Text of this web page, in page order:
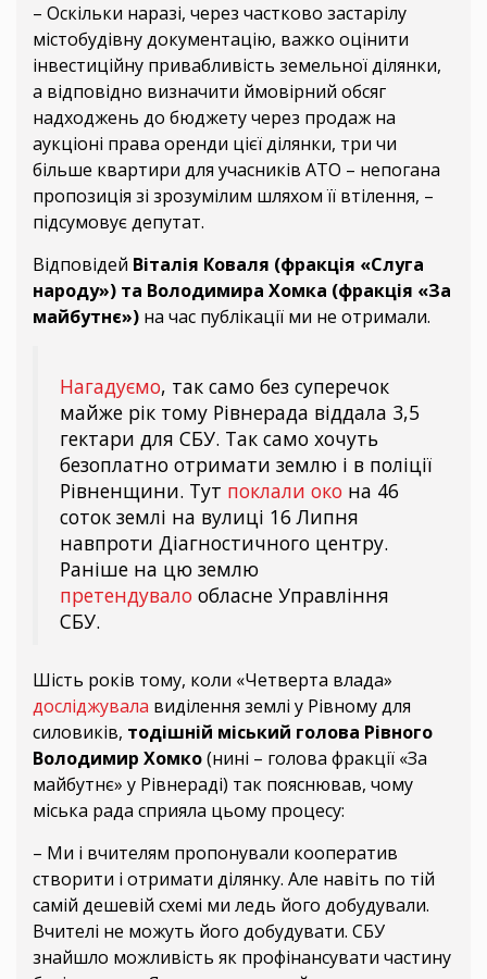
– Оскільки наразі, через частково застарілу
містобудівну документацію, важко оцінити
інвестиційну привабливість земельної ділянки,
а відповідно визначити ймовірний обсяг
надходжень до бюджету через продаж на
аукціоні права оренди цієї ділянки, три чи
більше квартири для учасників АТО – непогана
пропозиція зі зрозумілим шляхом її втілення, –
підсумовує депутат.
Відповідей Віталія Коваля (фракція «Слуга
народу») та Володимира Хомка (фракція «За
майбутнє») на час публікації ми не отримали.
Нагадуємо, так само без суперечок
майже рік тому Рівнерада віддала 3,5
гектари для СБУ. Так само хочуть
безоплатно отримати землю і в поліції
Рівненщини. Тут поклали око на 46
соток землі на вулиці 16 Липня
навпроти Діагностичного центру.
Раніше на цю землю
претендувало обласне Управління
СБУ.
Шість років тому, коли «Четверта влада»
досліджувала виділення землі у Рівному для
силовиків, тодішній міський голова Рівного
Володимир Хомко(нині – голова фракції «За
майбутнє» у Рівнераді) так пояснював, чому
міська рада сприяла цьому процесу:
– Ми і вчителям пропонували кооператив
створити і отримати ділянку. Але навіть по тій
самій дешевій схемі ми ледь його добудували.
Вчителі не можуть його добудувати. СБУ
знайшло можливість як профінансувати частину